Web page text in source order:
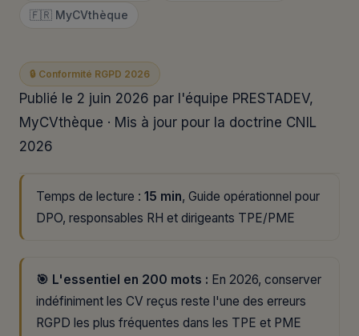
🇫🇷 MyCVthèque
🔒 Conformité RGPD 2026
Publié le 2 juin 2026 par l'équipe PRESTADEV,
MyCVthèque · Mis à jour pour la doctrine CNIL
2026
Temps de lecture : 15 min, Guide opérationnel pour
DPO, responsables RH et dirigeants TPE/PME
🎯 L'essentiel en 200 mots : En 2026, conserver
indéfiniment les CV reçus reste l'une des erreurs
RGPD les plus fréquentes dans les TPE et PME